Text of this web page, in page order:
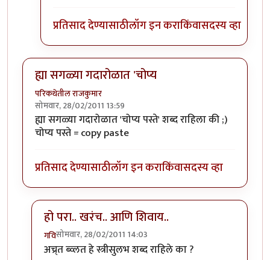
प्रतिसाद देण्यासाठीलॉग इन कराकिंवासदस्य व्हा
ह्या सगळ्या गदारोळात 'चोप्य
परिकथेतील राजकुमार
सोमवार, 28/02/2011 13:59
ह्या सगळ्या गदारोळात 'चोप्य पस्ते' शब्द राहिला की ;)
चोप्य पस्ते = copy paste
प्रतिसाद देण्यासाठीलॉग इन कराकिंवासदस्य व्हा
हो परा.. खरंच.. आणि शिवाय..
गविसोमवार, 28/02/2011 14:03
In reply toह्या सगळ्या गदारोळात 'चोप्य
अच्र्त ब्व्लत हे स्त्रीसुलभ शब्द राहिले का ?